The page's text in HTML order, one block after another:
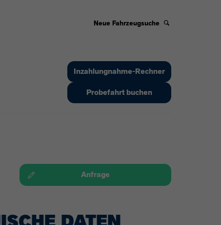
Neue Fahrzeugsuche
Inzahlungnahme-Rechner
Probefahrt buchen
Anfrage